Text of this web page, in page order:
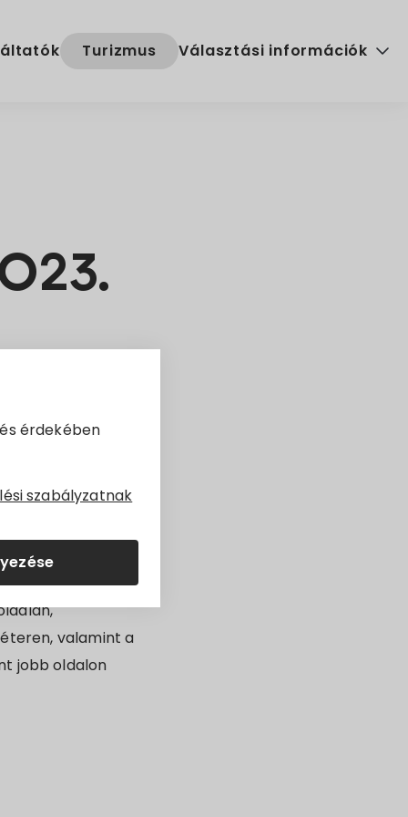
érdekében
szabályzatnak
Turizmus Választási információk
utca irányába
valamint a
jobb oldalon